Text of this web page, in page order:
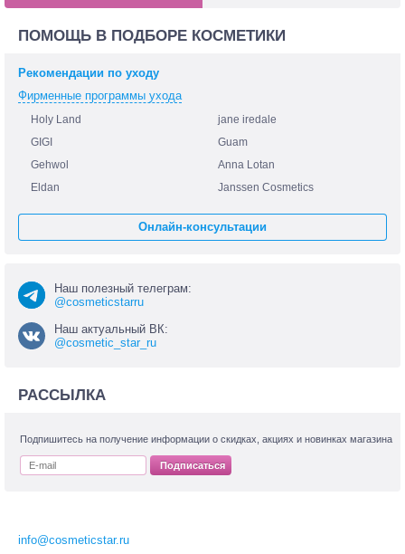
ПОМОЩЬ В ПОДБОРЕ КОСМЕТИКИ
Рекомендации по уходу
Фирменные программы ухода
Holy Land
jane iredale
GIGI
Guam
Gehwol
Anna Lotan
Eldan
Janssen Cosmetics
Онлайн-консультации
Наш полезный телеграм:
@cosmeticstarru
Наш актуальный ВК:
@cosmetic_star_ru
РАССЫЛКА
Подпишитесь на получение информации о скидках, акциях и новинках магазина
Подписаться
info@cosmeticstar.ru